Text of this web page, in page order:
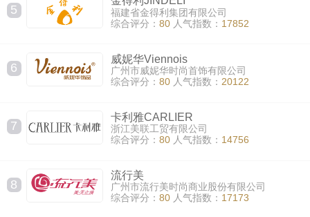
5
福建省金得利集团有限公司
综合评分： 80 人气指数： 17852
6
威妮华Viennois
广州市威妮华时尚首饰有限公司
综合评分： 80 人气指数： 20122
7
卡利雅CARLIER
浙江美联工贸有限公司
综合评分： 80 人气指数： 14756
8
流行美
广州市流行美时尚商业股份有限公司
综合评分： 80 人气指数： 17173